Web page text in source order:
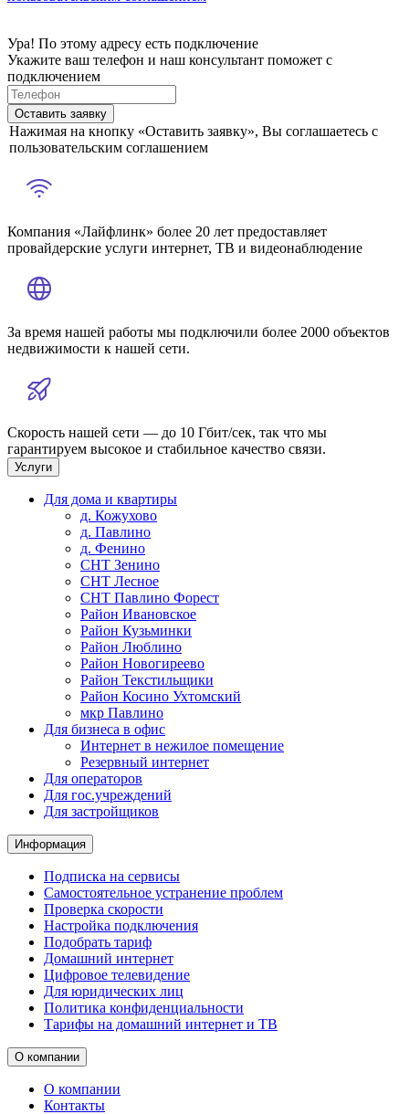
Ура! По этому адресу есть подключение
Укажите ваш телефон и наш консультант поможет с
подключением
Оставить заявку
Нажимая на кнопку «Оставить заявку», Вы соглашаетесь с
пользовательским соглашением
Компания «Лайфлинк» более 20 лет предоставляет
провайдерские услуги интернет, ТВ и видеонаблюдение
За время нашей работы мы подключили более 2000 объектов
недвижимости к нашей сети.
Скорость нашей сети — до 10 Гбит/сек, так что мы
гарантируем высокое и стабильное качество связи.
Услуги
Для дома и квартиры
д. Кожухово
д. Павлино
д. Фенино
СНТ Зенино
СНТ Лесное
СНТ Павлино Форест
Район Ивановское
Район Кузьминки
Район Люблино
Район Новогиреево
Район Текстильщики
Район Косино Ухтомский
мкр Павлино
Для бизнеса в офис
Интернет в нежилое помещение
Резервный интернет
Для операторов
Для гос.учреждений
Для застройщиков
Информация
Подписка на сервисы
Самостоятельное устранение проблем
Проверка скорости
Настройка подключения
Подобрать тариф
Домашний интернет
Цифровое телевидение
Для юридических лиц
Политика конфиденциальности
Тарифы на домашний интернет и ТВ
О компании
О компании
Контакты